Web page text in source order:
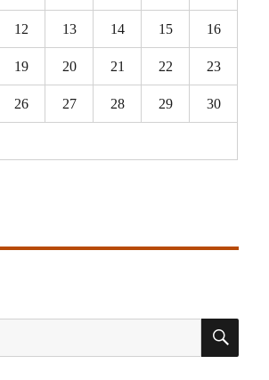
12 13 14 15 16
19 20 21 22 23
26 27 28 29 30